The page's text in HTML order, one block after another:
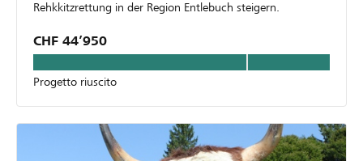
Rehkkitzrettung in der Region Entlebuch steigern.
CHF 44’950
Progetto riuscito